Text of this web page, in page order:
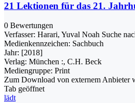
21 Lektionen für das 21.
0 Bewertungen
Verfasser: Harari, Yuval Noah Suche
Medienkennzeichen: Sachbuch
Jahr: [2018]
Verlag: München :, C.H. Beck
Mediengruppe: Print
Zum Download von externem Anbieter
Tab geöffnet
lädt